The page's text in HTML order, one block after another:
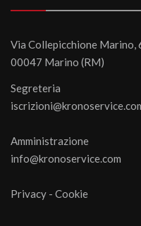
Via Collepicchione Marino,
00047 Marino (RM)
Segreteria
Amministrazione
info@kronoservice.com
Privacy - Cookie